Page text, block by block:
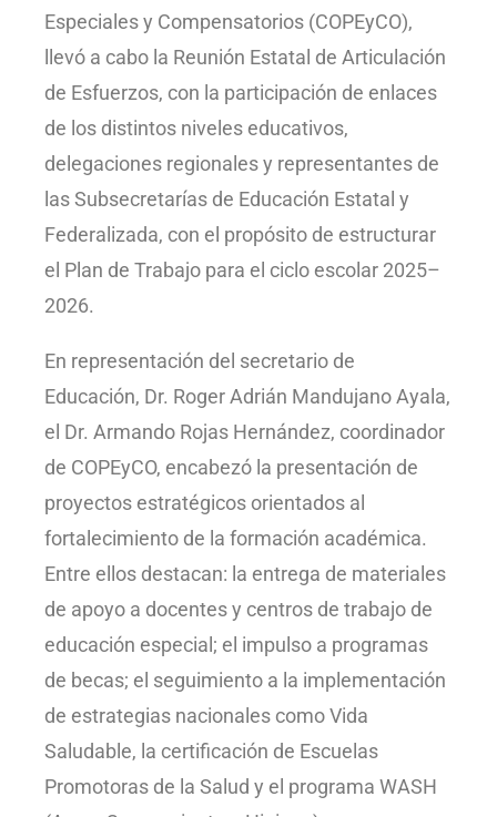
Especiales y Compensatorios (COPEyCO),
llevó a cabo la Reunión Estatal de Articulación
de Esfuerzos, con la participación de enlaces
de los distintos niveles educativos,
delegaciones regionales y representantes de
las Subsecretarías de Educación Estatal y
Federalizada, con el propósito de estructurar
el Plan de Trabajo para el ciclo escolar 2025–
2026.
En representación del secretario de
Educación, Dr. Roger Adrián Mandujano Ayala,
el Dr. Armando Rojas Hernández, coordinador
de COPEyCO, encabezó la presentación de
proyectos estratégicos orientados al
fortalecimiento de la formación académica.
Entre ellos destacan: la entrega de materiales
de apoyo a docentes y centros de trabajo de
educación especial; el impulso a programas
de becas; el seguimiento a la implementación
de estrategias nacionales como Vida
Saludable, la certificación de Escuelas
Promotoras de la Salud y el programa WASH